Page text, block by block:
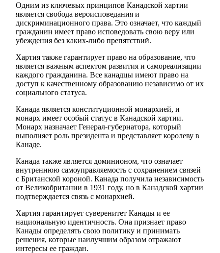
Одним из ключевых принципов Канадской хартии
является свобода вероисповедания и
дискриминационного права. Это означает, что каждый
гражданин имеет право исповедовать свою веру или
убеждения без каких-либо препятствий.
Хартия также гарантирует право на образование, что
является важным аспектом развития и самореализации
каждого гражданина. Все канадцы имеют право на
доступ к качественному образованию независимо от их
социального статуса.
Канада является конституционной монархией, и
монарх имеет особый статус в Канадской хартии.
Монарх назначает Генерал-губернатора, который
выполняет роль президента и представляет королеву в
Канаде.
Канада также является доминионом, что означает
внутреннюю самоуправляемость с сохранением связей
с Британской короной. Канада получила независимость
от Великобритании в 1931 году, но в Канадской хартии
подтверждается связь с монархией.
Хартия гарантирует суверенитет Канады и ее
национальную идентичность. Она признает право
Канады определять свою политику и принимать
решения, которые наилучшим образом отражают
интересы ее граждан.